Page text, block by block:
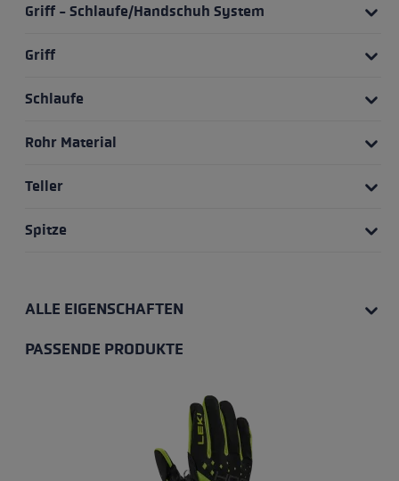
Griff - Schlaufe/Handschuh System
Griff
Schlaufe
Rohr Material
Teller
Spitze
ALLE EIGENSCHAFTEN
PASSENDE PRODUKTE